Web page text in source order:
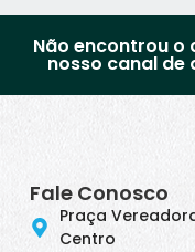
Não encontrou o
nosso canal de
Fale Conosco
Praça
Centro